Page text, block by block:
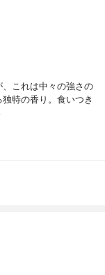
これは中々の強さの
特の香り。食いつき